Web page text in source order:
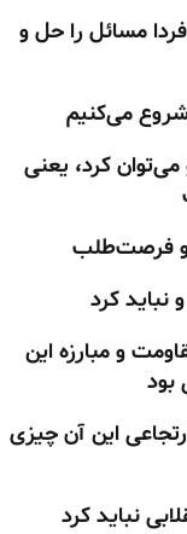
مسائل را حل و
می‌کنیم
کرد، یعنی
و فرصت‌طلب
نباید کرد
و مبارزه این
بود
این آن چیزی
نباید کرد